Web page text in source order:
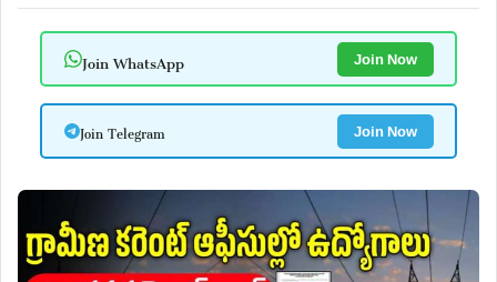
Join WhatsApp Join Now
Join Telegram Join Now